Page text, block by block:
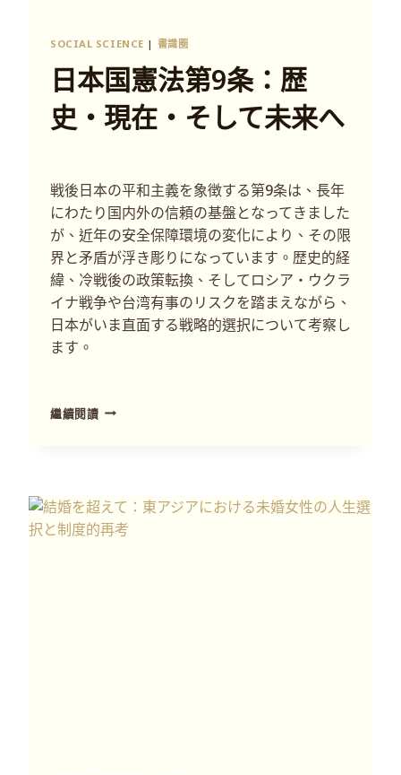
SOCIAL SCIENCE | 書識圈
日本国憲法第9条：歴
史・現在・そして未来へ
戦後日本の平和主義を象徴する第9条は、長年
にわたり国内外の信頼の基盤となってきました
が、近年の安全保障環境の変化により、その限
界と矛盾が浮き彫りになっています。歴史的経
緯、冷戦後の政策転換、そしてロシア・ウクラ
イナ戦争や台湾有事のリスクを踏まえながら、
日本がいま直面する戦略的選択について考察し
ます。
繼續閱讀